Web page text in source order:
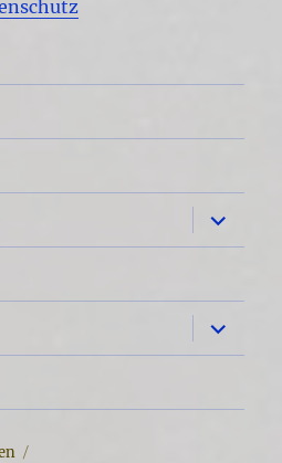
öffnen
öffnen